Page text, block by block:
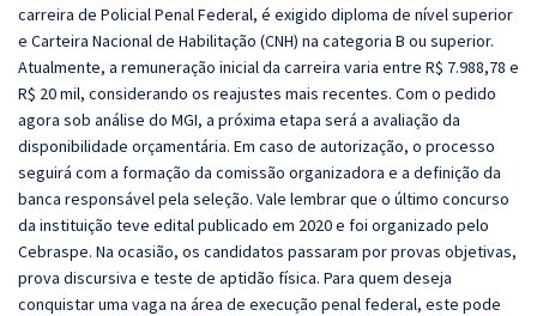
carreira de Policial Penal Federal, é exigido diploma de nível superior
e Carteira Nacional de Habilitação (CNH) na categoria B ou superior.
Atualmente, a remuneração inicial da carreira varia entre R$ 7.988,78 e
R$ 20 mil, considerando os reajustes mais recentes. Com o pedido
agora sob análise do MGI, a próxima etapa será a avaliação da
disponibilidade orçamentária. Em caso de autorização, o processo
seguirá com a formação da comissão organizadora e a definição da
banca responsável pela seleção. Vale lembrar que o último concurso
da instituição teve edital publicado em 2020 e foi organizado pelo
Cebraspe. Na ocasião, os candidatos passaram por provas objetivas,
prova discursiva e teste de aptidão física. Para quem deseja
conquistar uma vaga na área de execução penal federal, este pode